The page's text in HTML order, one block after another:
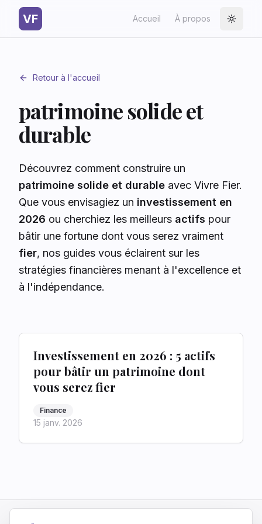
VF Accueil À propos Toggle
Retour à l'accueil
patrimoine solide et
durable
Découvrez comment construire un
patrimoine solide et durable avec Vivre Fier.
Que vous envisagiez un investissement en
2026 ou cherchiez les meilleurs actifs pour
bâtir une fortune dont vous serez vraiment
fier, nos guides vous éclairent sur les
stratégies financières menant à l'excellence et
à l'indépendance.
Investissement en 2026 : 5 actifs
pour bâtir un patrimoine dont
vous serez fier
Finance
15 janv. 2026